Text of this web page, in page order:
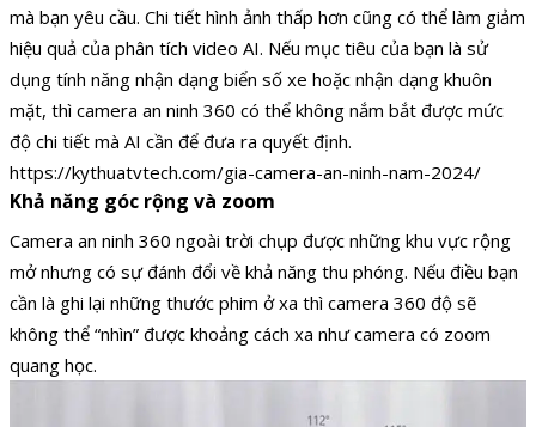
mà bạn yêu cầu. Chi tiết hình ảnh thấp hơn cũng có thể làm giảm
hiệu quả của phân tích video AI. Nếu mục tiêu của bạn là sử
dụng tính năng nhận dạng biển số xe hoặc nhận dạng khuôn
mặt, thì camera an ninh 360 có thể không nắm bắt được mức
độ chi tiết mà AI cần để đưa ra quyết định.
https://kythuatvtech.com/gia-camera-an-ninh-nam-2024/
Khả năng góc rộng và zoom
Camera an ninh 360 ngoài trời chụp được những khu vực rộng
mở nhưng có sự đánh đổi về khả năng thu phóng. Nếu điều bạn
cần là ghi lại những thước phim ở xa thì camera 360 độ sẽ
không thể “nhìn” được khoảng cách xa như camera có zoom
quang học.